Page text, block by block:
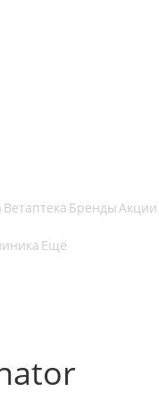
Ветаптека БрендыАкции
Ещё